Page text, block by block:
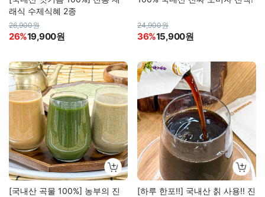
래식 수제식혜 2종
26,900원
26%19,900원
24,900원
36%15,900원
[국내산 곡물 100%] 농부의 진
[하루 한포!!] 국내산 칡 사용!! 진